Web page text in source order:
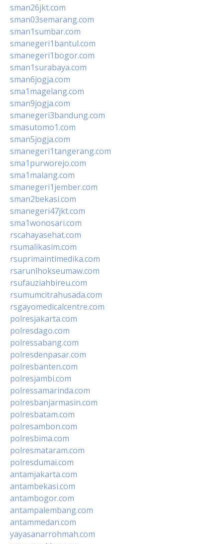
sman26jkt.com
sman03semarang.com
sman1sumbar.com
smanegeri1bantul.com
smanegeri1bogor.com
sman1surabaya.com
sman6jogja.com
sma1magelang.com
sman9jogja.com
smanegeri3bandung.com
smasutomo1.com
sman5jogja.com
smanegeri1tangerang.com
sma1purworejo.com
sma1malang.com
smanegeri1jember.com
sman2bekasi.com
smanegeri47jkt.com
sma1wonosari.com
rscahayasehat.com
rsumalikasim.com
rsuprimaintimedika.com
rsarunlhokseumaw.com
rsufauziahbireu.com
rsumumcitrahusada.com
rsgayomedicalcentre.com
polresjakarta.com
polresdago.com
polressabang.com
polresdenpasar.com
polresbanten.com
polresjambi.com
polressamarinda.com
polresbanjarmasin.com
polresbatam.com
polresambon.com
polresbima.com
polresmataram.com
polresdumai.com
antamjakarta.com
antambekasi.com
antambogor.com
antampalembang.com
antammedan.com
yayasanarrohmah.com